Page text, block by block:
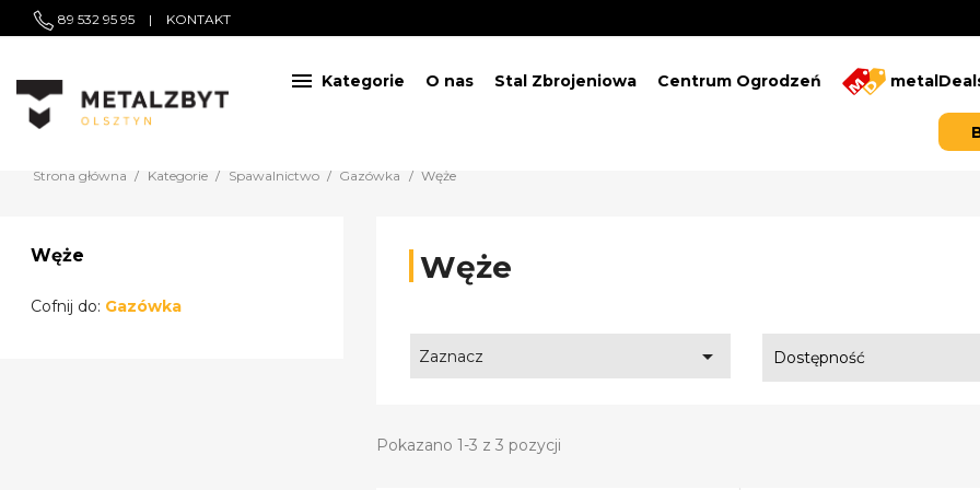
89 532 95 95 | KONTAKT
 Kategorie O nas Stal Zbrojeniowa Centrum Ogrodzeń
Strona główna Kategorie Spawalnictwo Gazówka Węże
Węże
Cofnij do: Gazówka
Węże
Zaznacz  Dostępność
Pokazano 1-3 z 3 pozycji